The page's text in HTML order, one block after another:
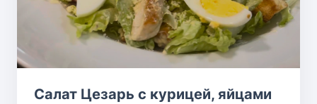
Салат Цезарь с курицей, яйцами